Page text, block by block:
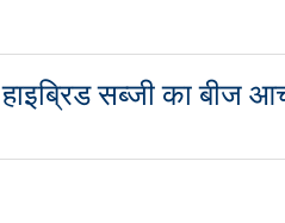
हाइब्रिड सब्जी का बीज